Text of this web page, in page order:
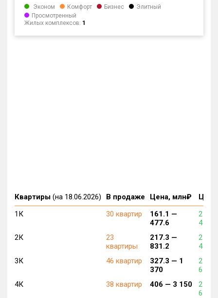
Эконом Комфорт Бизнес
Элитный
Просмотренный
Жилых комплексов: 1
Квартиры (на 18.06.2026) В продаже Цена, млн₽
1К
30 квартир
161.1 —
477.6
2
4 778
2К
23
квартиры
217.3 —
831.2
2
4 777
3К
46 квартир 327.3 — 1
370
2
6 464
4К
38 квартир 406 — 3 150
2
6 743